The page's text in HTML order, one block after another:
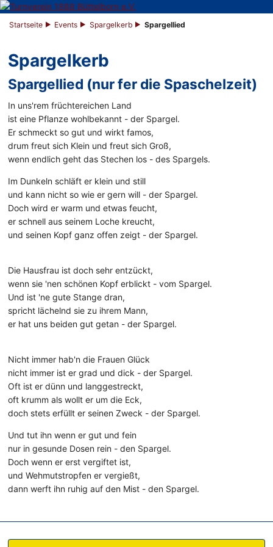
Startseite Events Spargelkerb Spargellied
Spargelkerb
Spargellied (nur fer die Spaschelzeit)
In uns'rem früchtereichen Land
ist eine Pflanze wohlbekannt - der Spargel.
Er schmeckt so gut und wirkt famos,
drum freut sich Klein und freut sich Groß,
wenn endlich geht das Stechen los - des Spargels.
Im Dunkeln schläft er klein und still
und kann nicht so wie er gern will - der Spargel.
Doch wird er warm und etwas feucht,
er schnell aus seinem Loche kreucht,
und seinen Kopf ganz offen zeigt - der Spargel.
Die Hausfrau ist doch sehr entzückt,
wenn sie 'nen schönen Kopf erblickt - vom Spargel.
Und ist 'ne gute Stange dran,
spricht lächelnd sie zu ihrem Mann,
er hat uns beiden gut getan - der Spargel.
Nicht immer hab'n die Frauen Glück
nicht immer ist er grad und dick - der Spargel.
Oft ist er dünn und langgestreckt,
oft krumm als wollt er um die Eck,
doch stets erfüllt er seinen Zweck - der Spargel.
Und tut ihn wenn er gut und fein
nur in gesunde Dosen rein - den Spargel.
Doch wenn er erst vergiftet ist,
und Wehmutstropfen er vergießt,
dann werft ihn ruhig auf den Mist - den Spargel.